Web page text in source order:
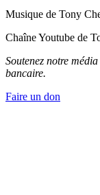
Musique de Tony
Chaîne Youtube de
Soutenez notre
bancaire.
Faire un don